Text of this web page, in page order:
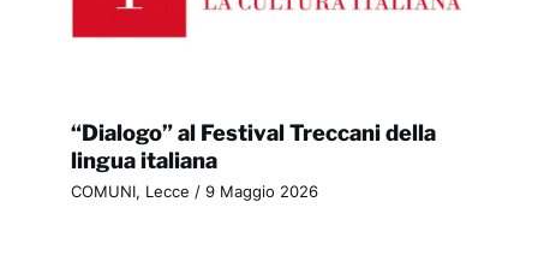
“Dialogo” al Festival Treccani della
lingua italiana
COMUNI, Lecce / 9 Maggio 2026